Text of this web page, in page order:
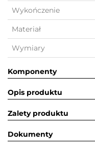
Wykończenie
Materiał
Wymiary
Komponenty
Opis produktu
Zalety produktu
Dokumenty